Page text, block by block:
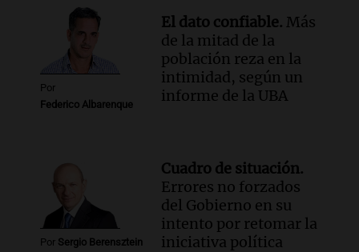
Por
Federico Albarenque
El dato confiable. Más
de la mitad de la
población reza en la
intimidad, según un
informe de la UBA
Por Sergio Berensztein
Cuadro de situación.
Errores no forzados
del Gobierno en su
intento por retomar la
iniciativa política